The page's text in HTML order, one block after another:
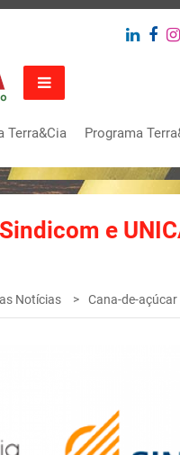
Terra&Cia Programa
e
Notícias Cana-de-açúcar